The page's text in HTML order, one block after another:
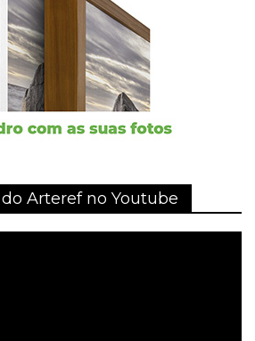
Arteref no Youtube